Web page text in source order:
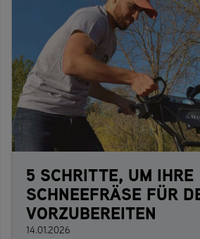
5 SCHRITTE, UM IHRE
SCHNEEFRÄSE FÜR
VORZUBEREITEN
14.01.2026